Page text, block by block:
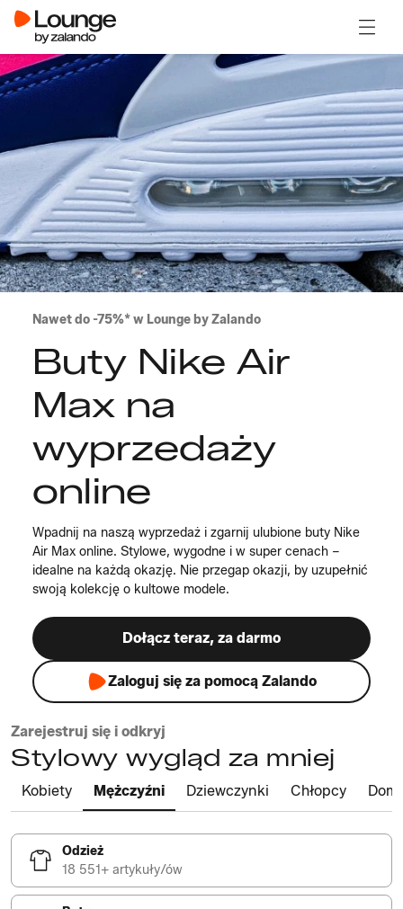
Nawet do -75%* w Lounge by Zalando
Buty Nike Air
Max na
wyprzedaży
online
Wpadnij na naszą wyprzedaż i zgarnij ulubione buty Nike
Air Max online. Stylowe, wygodne i w super cenach –
idealne na każdą okazję. Nie przegap okazji, by uzupełnić
swoją kolekcję o kultowe modele.
Dołącz teraz, za darmo
Zaloguj się za pomocą Zalando
Zarejestruj się i odkryj
Stylowy wygląd za mniej
Kobiety Mężczyźni Dziewczynki Chłopcy Dom
Odzież
18 551+ artykuły/ów